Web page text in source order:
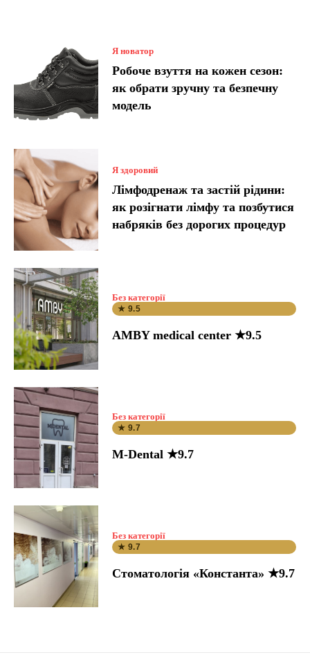
Я новатор
Робоче взуття на кожен сезон:
як обрати зручну та безпечну
модель
Я здоровий
Лімфодренаж та застій рідини:
як розігнати лімфу та позбутися
набряків без дорогих процедур
Без категорії
★ 9.5
AMBY medical center ★9.5
Без категорії
★ 9.7
M-Dental ★9.7
Без категорії
★ 9.7
Стоматологія «Константа» ★9.7